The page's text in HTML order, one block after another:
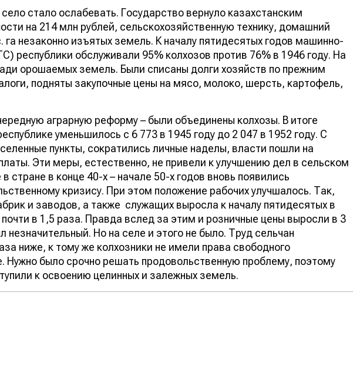
стало ослабевать. Государство вернуло казахстанским
на 214 млн рублей, сельскохозяйственную технику, домашний
га незаконно изъятых земель. К началу пятидесятых годов машинно-
республики обслуживали 95% колхозов против 76% в 1946 году. На
орошаемых земель. Были списаны долги хозяйств по прежним
подняты закупочные цены на мясо, молоко, шерсть, картофель,
аграрную реформу – были объединены колхозы. В итоге
уменьшилось с 6 773 в 1945 году до 2 047 в 1952 году. С
пункты, сократились личные наделы, власти пошли на
Эти меры, естественно, не привели к улучшению дел в сельском
стране в конце 40-х – начале 50-х годов вновь появились
кризису. При этом положение рабочих улучшалось. Так,
и заводов, а также служащих выросла к началу пятидесятых в
в 1,5 раза. Правда вслед за этим и розничные цены выросли в 3
незначительный. Но на селе и этого не было. Труд сельчан
ниже, к тому же колхозники не имели права свободного
Нужно было срочно решать продовольственную проблему, поэтому
к освоению целинных и залежных земель.